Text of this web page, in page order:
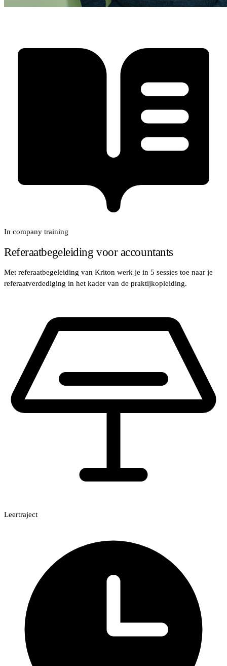
In company training
Referaatbegeleiding voor accountants
Met referaatbegeleiding van Kriton werk je in 5 sessies toe naar je
referaatverdediging in het kader van de praktijkopleiding.
Leertraject